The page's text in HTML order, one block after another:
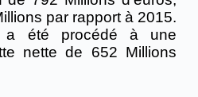
par rapport à 2015.
a été procédé à une
nette de 652 Millions